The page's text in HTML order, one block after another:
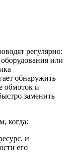
регулярно:
или
обнаружить
обмоток и
заменить
когда:
и
его